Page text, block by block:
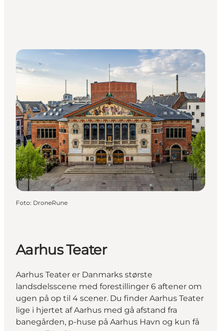
Foto: DroneRune
Aarhus Teater
Aarhus Teater er Danmarks største
landsdelsscene med forestillinger 6 aftener om
ugen på op til 4 scener. Du finder Aarhus Teater
lige i hjertet af Aarhus med gå afstand fra
banegården, p-huse på Aarhus Havn og kun få